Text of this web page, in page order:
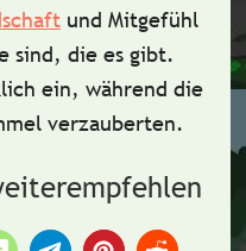
und Mitgefühl
sind, die es gibt.
ein, während die
verzauberten.